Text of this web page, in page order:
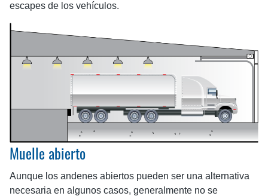
escapes de los vehículos.
Muelle abierto
Aunque los andenes abiertos pueden ser una alternativa
necesaria en algunos casos, generalmente no se